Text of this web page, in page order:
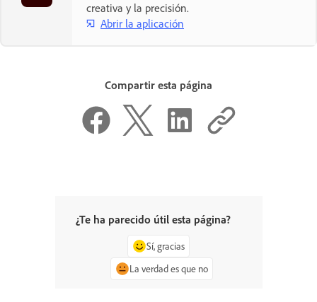
creativa y la precisión.
Abrir la aplicación
Compartir esta página
¿Te ha parecido útil esta página?
Sí, gracias
La verdad es que no